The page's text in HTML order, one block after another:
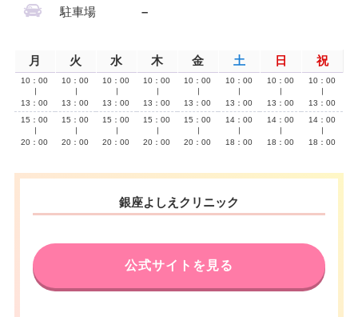
駐車場 –
月 火 水 木 金 土 日 祝
10：00
13：00
10：00
13：00
10：00
13：00
10：00
13：00
10：00
13：00
10：00
13：00
10：00
13：00
10：00
13：00
15：00
20：00
15：00
20：00
15：00
20：00
15：00
20：00
15：00
20：00
14：00
18：00
14：00
18：00
14：00
18：00
銀座よしえクリニック
公式サイトを見る